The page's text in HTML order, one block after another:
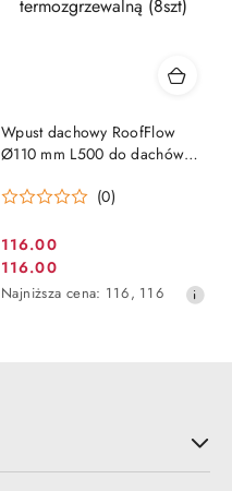
Wpust dachowy RoofFlow
Ø110 mm L500 do dachów
termozgrzewalną (8szt)
(0)
Cena
promocyjna:
116.00
Cena
promocyjna:
116.00
Najniższa
Najniższa cena: 116, 116